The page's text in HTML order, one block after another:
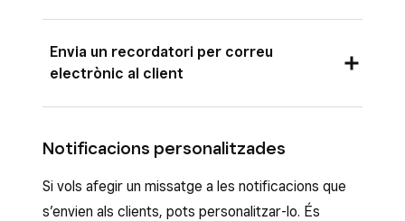
confirmació.
Tria quan s’enviarà la sol·licitud de confirmació:
des de 2 hores abans de la cita fins a 1 setmana
abans.
s’enviarà el recordatori per SMS: des d’1 hora
abans de la cita fins a 3 dies abans.
Envia un recordatori per correu
electrònic al client
s’enviarà un recordatori per correu electrònic:
Notificacions personalitzades
Si vols afegir un missatge a les notificacions que
s’envien als clients, pots personalitzar-lo. És